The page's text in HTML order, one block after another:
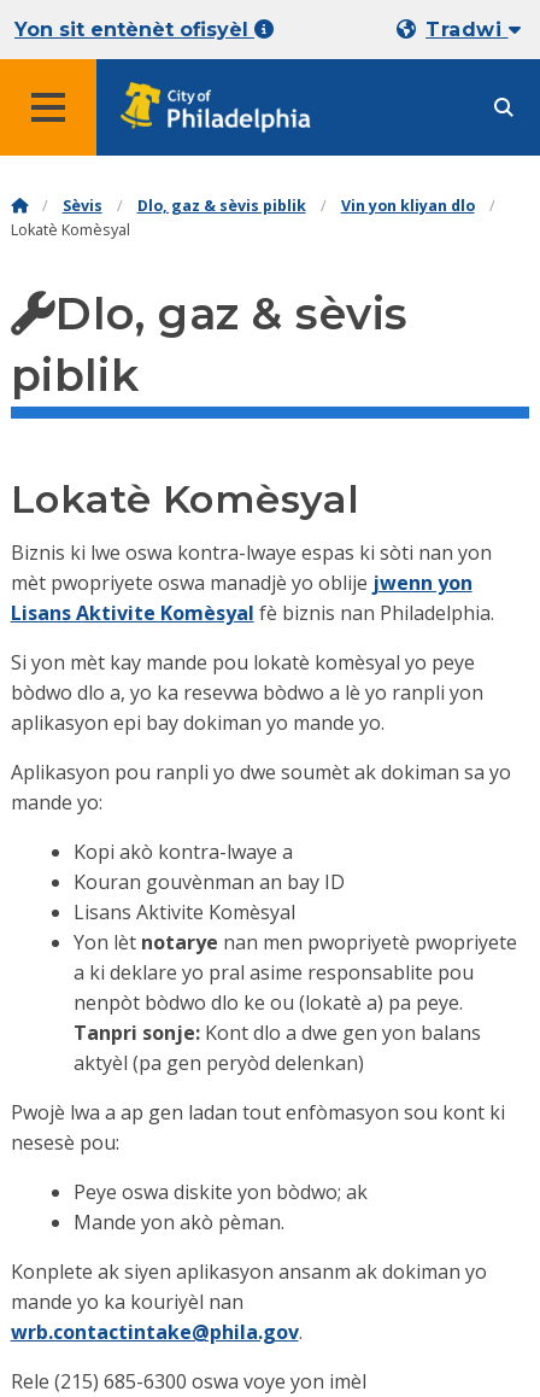
Yon sit entènèt ofisyèl Tradwi
Sèvis Dlo, gaz & sèvis piblik
Vin yon kliyan dlo
Lokatè Komèsyal
Dlo, gaz & sèvis
piblik
Lokatè Komèsyal
Biznis ki lwe oswa kontra-lwaye espas ki sòti nan yon
mèt pwopriyete oswa manadjè yo oblije jwenn yon
Lisans Aktivite Komèsyal fè biznis nan Philadelphia.
Si yon mèt kay mande pou lokatè komèsyal yo peye
bòdwo dlo a, yo ka resevwa bòdwo a lè yo ranpli yon
aplikasyon epi bay dokiman yo mande yo.
Aplikasyon pou ranpli yo dwe soumèt ak dokiman sa yo
mande yo:
Kopi akò kontra-lwaye a
Kouran gouvènman an bay ID
Lisans Aktivite Komèsyal
Yon lèt notarye nan men pwopriyetè pwopriyete
a ki deklare yo pral asime responsablite pou
nenpòt bòdwo dlo ke ou (lokatè a) pa peye.
Tanpri sonje:Kont dlo a dwe gen yon balans
aktyèl (pa gen peryòd delenkan)
Pwojè lwa a ap gen ladan tout enfòmasyon sou kont ki
nesesè pou:
Peye oswa diskite yon bòdwo; ak
Mande yon akò pèman.
Konplete ak siyen aplikasyon ansanm ak dokiman yo
mande yo ka kouriyèl nan
wrb.contactintake@phila.gov.
Rele (215) 685-6300 oswa voye yon imèl